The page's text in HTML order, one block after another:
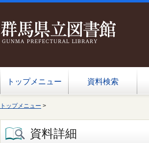
トップメニュー 資料検索
トップメニュー >
資料詳細